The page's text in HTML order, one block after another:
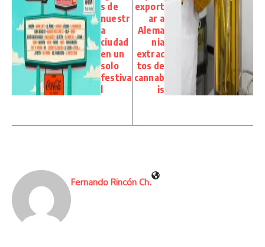
s de
nuestr
a
ciudad
en un
solo
festiva
export
ar a
Alema
nia
extrac
tos de
cannab
is
Fernando Rincón Ch.